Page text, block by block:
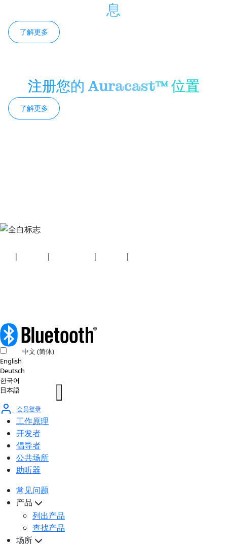
息
了解更多
注册您的 Auracast™ 位置
了解更多
| | | |
中文 (简体)
English
Deutsch
한국어
日本語
会员登录
工作原理
开发者
倡导者
公共场所
助听器
常见问题
产品
列出产品
查找产品
场所